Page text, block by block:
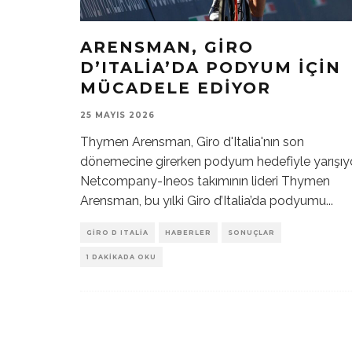
ARENSMAN, GIRO
D’ITALIA’DA PODYUM İÇIN
MÜCADELE EDIYOR
25 MAYIS 2026
Thymen Arensman, Giro d'Italia'nın son
dönemecine girerken podyum hedefiyle
Netcompany-Ineos takımının lideri Thymen
Arensman, bu yılki Giro d’Italia’da podyumu...
GIRO D ITALIA HABERLER SONUÇLAR
1 DAKIKADA OKU